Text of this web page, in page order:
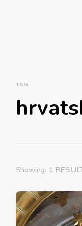
TAG
Showing: 1